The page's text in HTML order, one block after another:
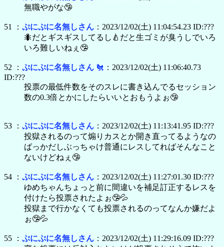
無職やがな🤥
51 ： ぷにぷに名無しさん ：2023/12/02(土) 11:04:54.23 ID:???
🐜だとギスギスしてるし🍐だと生ゴミが臭うしでいろ
いろ難しいねぇ🤥
52 ： ぷにぷに名無しさん 🐔 ：2023/12/02(土) 11:06:40.73
ID:???
投票の最低件数をそのスレに書き込んでるセッション
数の0.3倍とかにしたらいいとおもうよぉ🤥
53 ： ぷにぷに名無しさん ：2023/12/02(土) 11:13:41.95 ID:???
投獄されるのって煽りカスとか開き直ってるようなの
ばっかだしぶっちゃけ普通にレスしてればそんなこと
ないけどねぇ🤥
54 ： ぷにぷに名無しさん ：2023/12/02(土) 11:27:01.30 ID:???
ゆめちゃんちょっと前に間違いを補足訂正するレスを
付けたら投票されたよぉ🤥💦
投獄まで行かなくても投票されるのってなんか嫌だよ
ぉ🤥💦
55 ： ぷにぷに名無しさん ：2023/12/02(土) 11:29:16.09 ID:???